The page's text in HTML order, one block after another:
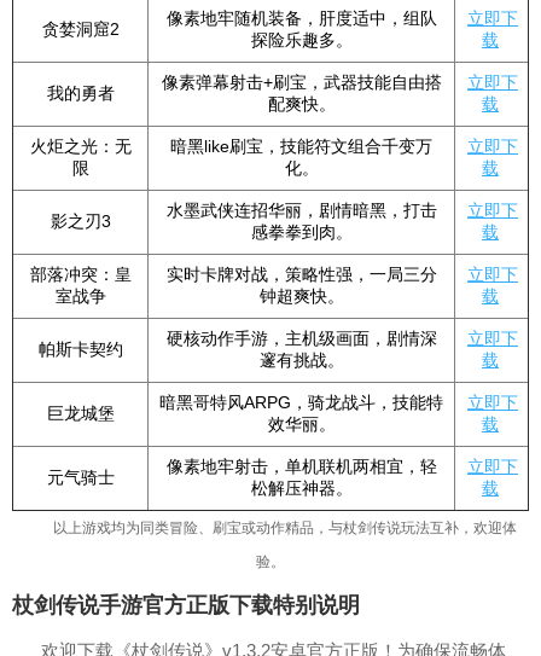
贪婪洞窟2
像素地牢随机装备，肝度适中，组队
探险乐趣多。
立即下
载
我的勇者
像素弹幕射击+刷宝，武器技能自由搭
配爽快。
立即下
载
火炬之光：无
限
暗黑like刷宝，技能符文组合千变万
化。
立即下
载
影之刃3
水墨武侠连招华丽，剧情暗黑，打击
感拳拳到肉。
立即下
载
部落冲突：皇
室战争
实时卡牌对战，策略性强，一局三分
钟超爽快。
立即下
载
帕斯卡契约
硬核动作手游，主机级画面，剧情深
邃有挑战。
立即下
载
巨龙城堡
暗黑哥特风ARPG，骑龙战斗，技能特
效华丽。
立即下
载
元气骑士
像素地牢射击，单机联机两相宜，轻
松解压神器。
立即下
载
以上游戏均为同类冒险、刷宝或动作精品，与杖剑传说玩法互补，欢迎体
验。
杖剑传说手游官方正版下载特别说明
欢迎下载《杖剑传说》v1.3.2安卓官方正版！为确保流畅体